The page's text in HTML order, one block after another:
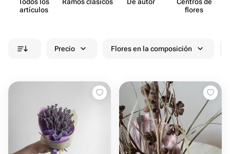
artículos
flores
Precio Flores en la composición